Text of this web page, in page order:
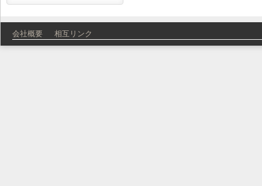
会社概要 相互リンク